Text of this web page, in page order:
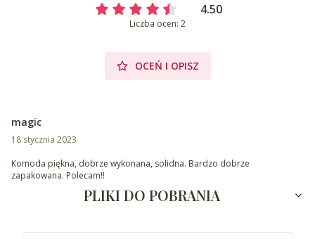
4.50
Liczba ocen: 2
OCEŃ I OPISZ
magic
18 stycznia 2023
Komoda piękna, dobrze wykonana, solidna. Bardzo dobrze
zapakowana. Polecam!!
PLIKI DO POBRANIA